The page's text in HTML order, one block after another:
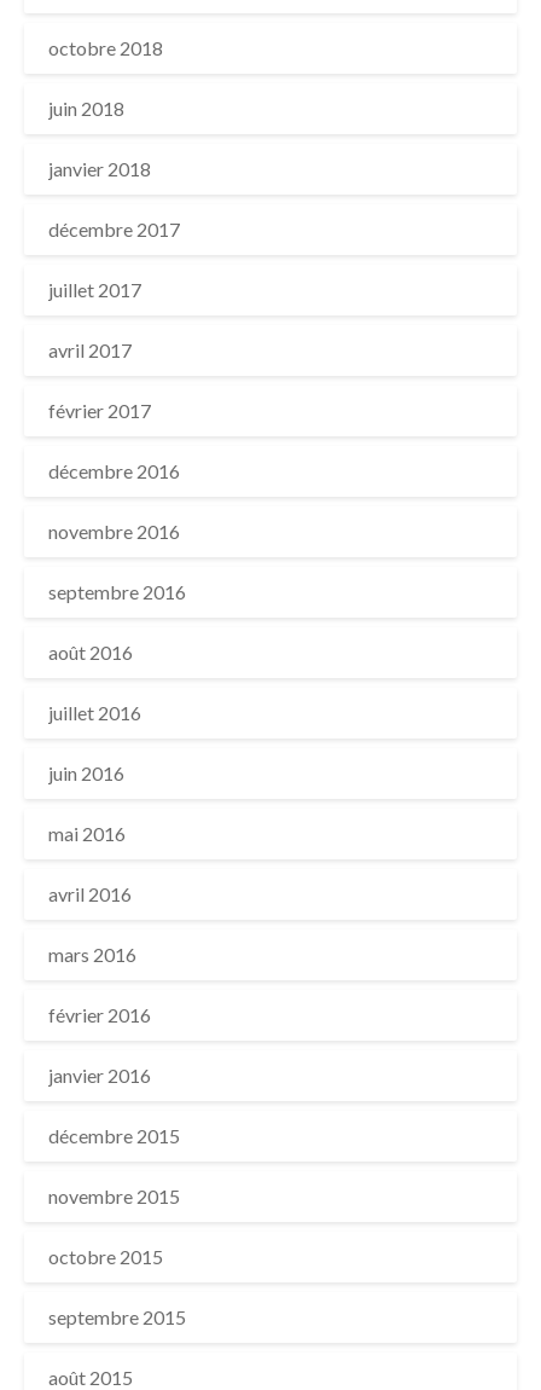
octobre 2018
juin 2018
janvier 2018
décembre 2017
juillet 2017
avril 2017
février 2017
décembre 2016
novembre 2016
septembre 2016
août 2016
juillet 2016
juin 2016
mai 2016
avril 2016
mars 2016
février 2016
janvier 2016
décembre 2015
novembre 2015
octobre 2015
septembre 2015
août 2015